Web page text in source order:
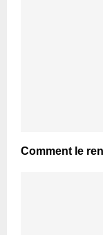
Comment le